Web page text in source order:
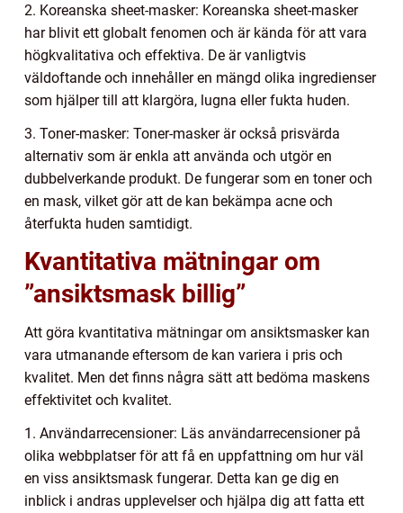
2. Koreanska sheet-masker: Koreanska sheet-masker
har blivit ett globalt fenomen och är kända för att vara
högkvalitativa och effektiva. De är vanligtvis
väldoftande och innehåller en mängd olika ingredienser
som hjälper till att klargöra, lugna eller fukta huden.
3. Toner-masker: Toner-masker är också prisvärda
alternativ som är enkla att använda och utgör en
dubbelverkande produkt. De fungerar som en toner och
en mask, vilket gör att de kan bekämpa acne och
återfukta huden samtidigt.
Kvantitativa mätningar om
”ansiktsmask billig”
Att göra kvantitativa mätningar om ansiktsmasker kan
vara utmanande eftersom de kan variera i pris och
kvalitet. Men det finns några sätt att bedöma maskens
effektivitet och kvalitet.
1. Användarrecensioner: Läs användarrecensioner på
olika webbplatser för att få en uppfattning om hur väl
en viss ansiktsmask fungerar. Detta kan ge dig en
inblick i andras upplevelser och hjälpa dig att fatta ett